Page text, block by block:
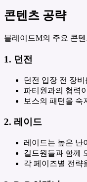
콘텐츠 공략
블레이드M의 주요 콘
1. 던전
던전 입장 전 장
파티원과의 협력
보스의 패턴을 숙
2. 레이드
레이드는 높은 난
길드원들과 함께
각 페이즈별 전략